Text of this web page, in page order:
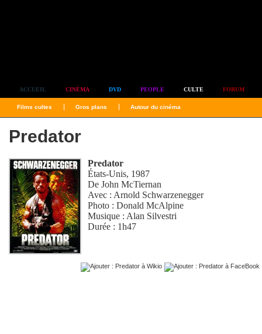
ACCUEIL CINÉMA DVD PEOPLE CULTE FORUM
Films cultes Gros plans Autour du cinéma
Predator
Predator
États-Unis, 1987
DeJohn McTiernan
Avec : Arnold Schwarzenegger
Photo :Donald McAlpine
Musique : Alan Silvestri
Durée : 1h47